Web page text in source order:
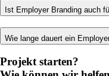
Ist Employer Branding auch
Wie lange dauert ein
Projekt starten?